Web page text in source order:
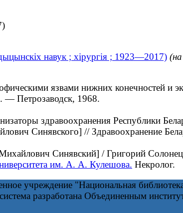
навук ; хірургія ; 1923—2017)
язвами нижних конечностей и
Петрозаводск, 1968.
здравоохранения Республики
Синявского] // Здравоохранение
Синявский] / Григорий
им. А. А. Кулешова. Некролог.
учреждение "Национальная
разработана Объединенным